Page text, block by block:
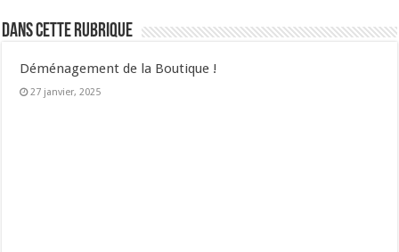
Dans cette Rubrique
Déménagement de la Boutique !
27 janvier, 2025